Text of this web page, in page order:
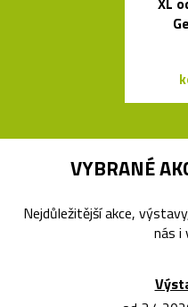
VYBRANÉ
Nejdůležitější akce,
nás i